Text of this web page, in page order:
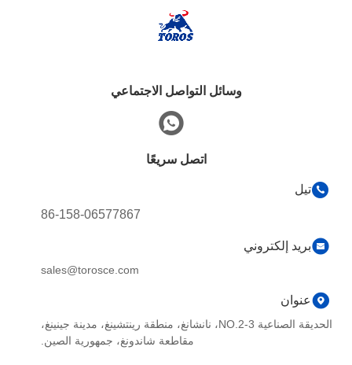
وسائل التواصل الاجتماعي
اتصل سريعًا
تيل
86-158-06577867
بريد إلكتروني
sales@torosce.com
عنوان
الحديقة الصناعية NO.2-3، نانشانغ، منطقة رينتشينغ، مدينة جينينغ،
مقاطعة شاندونغ، جمهورية الصين.